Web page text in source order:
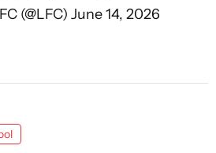
(@LFC) June 14, 2026